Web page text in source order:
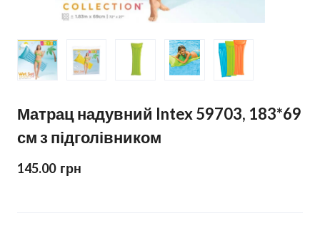
Матрац надувний Intex 59703, 183*69
см з підголівником
145.00  грн